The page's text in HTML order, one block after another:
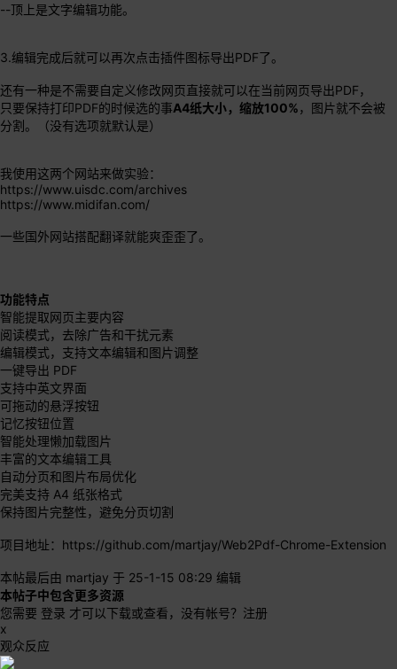
--顶上是文字编辑功能。
3.编辑完成后就可以再次点击插件图标导出PDF了。
还有一种是不需要自定义修改网页直接就可以在当前网页导出PDF，
只要保持打印PDF的时候选的事A4纸大小，缩放100%，图片就不会被
分割。（没有选项就默认是）
我使用这两个网站来做实验：
https://www.uisdc.com/archives
https://www.midifan.com/
一些国外网站搭配翻译就能爽歪歪了。
功能特点
智能提取网页主要内容
阅读模式，去除广告和干扰元素
编辑模式，支持文本编辑和图片调整
一键导出 PDF
支持中英文界面
可拖动的悬浮按钮
记忆按钮位置
智能处理懒加载图片
丰富的文本编辑工具
自动分页和图片布局优化
完美支持 A4 纸张格式
保持图片完整性，避免分页切割
项目地址： https://github.com/martjay/Web2Pdf-Chrome-Extension
本帖最后由 martjay 于 25-1-15 08:29 编辑
本帖子中包含更多资源
您需要 登录 才可以下载或查看，没有帐号？ 注册
x
观众反应